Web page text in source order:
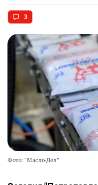
3
Фото: "Масло-Дел"